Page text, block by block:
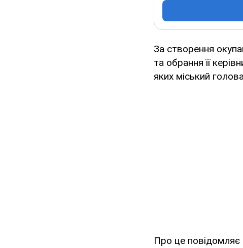
За створення
та обрання її
яких міський
Про це повідомляє